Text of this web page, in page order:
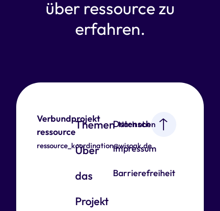
über ressource zu
erfahren.
Verbundprojekt
ressource
ressource_koordination@wisoak.de
Themen
Über
das
Projekt
Datenschutz
Impressum
Barrierefreiheit
Nach oben